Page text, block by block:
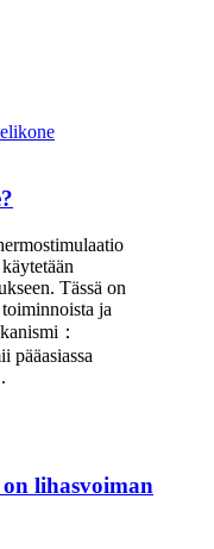
Tässä on
ja
：
pääasiassa
lihasvoiman